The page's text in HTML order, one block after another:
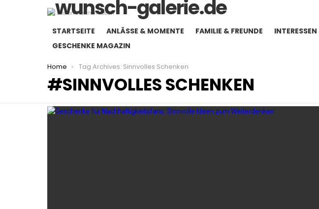
Die besten Geschenkideen
STARTSEITE ANLÄSSE & MOMENTE FAMILIE & FREUNDE
GESCHENKE MAGAZIN
You are here:
Home Tag Archives: Sinnvolles Schenken
SINNVOLLES SCHENKEN
LATEST